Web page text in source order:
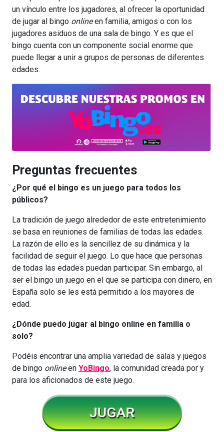
un vínculo entre los jugadores, al ofrecer la oportunidad
de jugar al bingo onlineen familia, amigos o con los
jugadores asiduos de una sala de bingo. Y es que el
bingo cuenta con un componente social enorme que
puede llegar a unir a grupos de personas de diferentes
edades.
Preguntas frecuentes
¿Por qué el bingo es un juego para todos los
públicos?
La tradición de juego alrededor de este entretenimiento
se basa en reuniones de familias de todas las edades.
La razón de ello es la sencillez de su dinámica y la
facilidad de seguir el juego. Lo que hace que personas
de todas las edades puedan participar. Sin embargo, al
ser el bingo un juego en el que se participa con dinero, en
España solo se les está permitido a los mayores de
edad.
¿Dónde puedo jugar al bingo online en familia o
solo?
Podéis encontrar una amplia variedad de salas y juegos
de bingo onlineen YoBingo, la comunidad creada por y
para los aficionados de este juego.